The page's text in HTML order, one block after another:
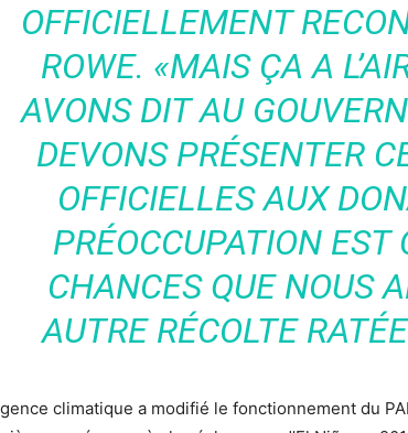
OFFICIELLEMENT
ROWE. «MAIS ÇA A
AVONS DIT AU
DEVONS PRÉSENTER
OFFICIELLES AUX
PRÉOCCUPATION EST
CHANCES QUE NOUS
AUTRE RÉCOLTE
climatique a modifié le fonctionnement du